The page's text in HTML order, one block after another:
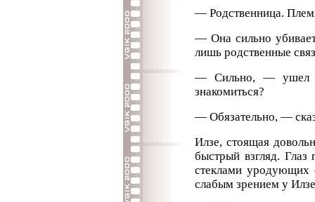
— Родственница.
— Она сильно
лишь родственные
— Сильно, — ушел
знакомиться?
— Обязательно, —
Илзе, стоящая
быстрый взгляд.
стеклами уродующих
слабым зрением у